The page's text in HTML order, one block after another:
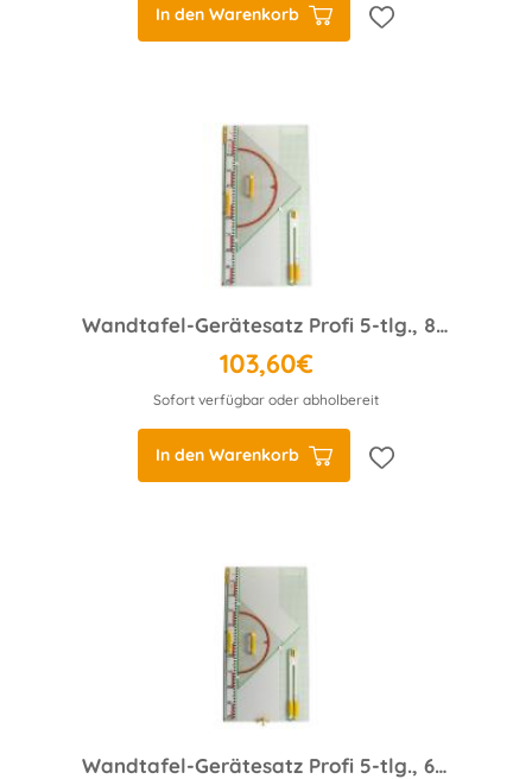
In den Warenkorb
Wandtafel-Gerätesatz Profi 5-tlg., 80 cm Dreieck
103,60€
Sofort verfügbar oder abholbereit
In den Warenkorb
Wandtafel-Gerätesatz Profi 5-tlg., 60 cm Dreieck